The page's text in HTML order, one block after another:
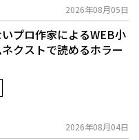
2026年08月05日
いプロ作家によるWEB小
ネクストで読めるホラー
2026年08月04日